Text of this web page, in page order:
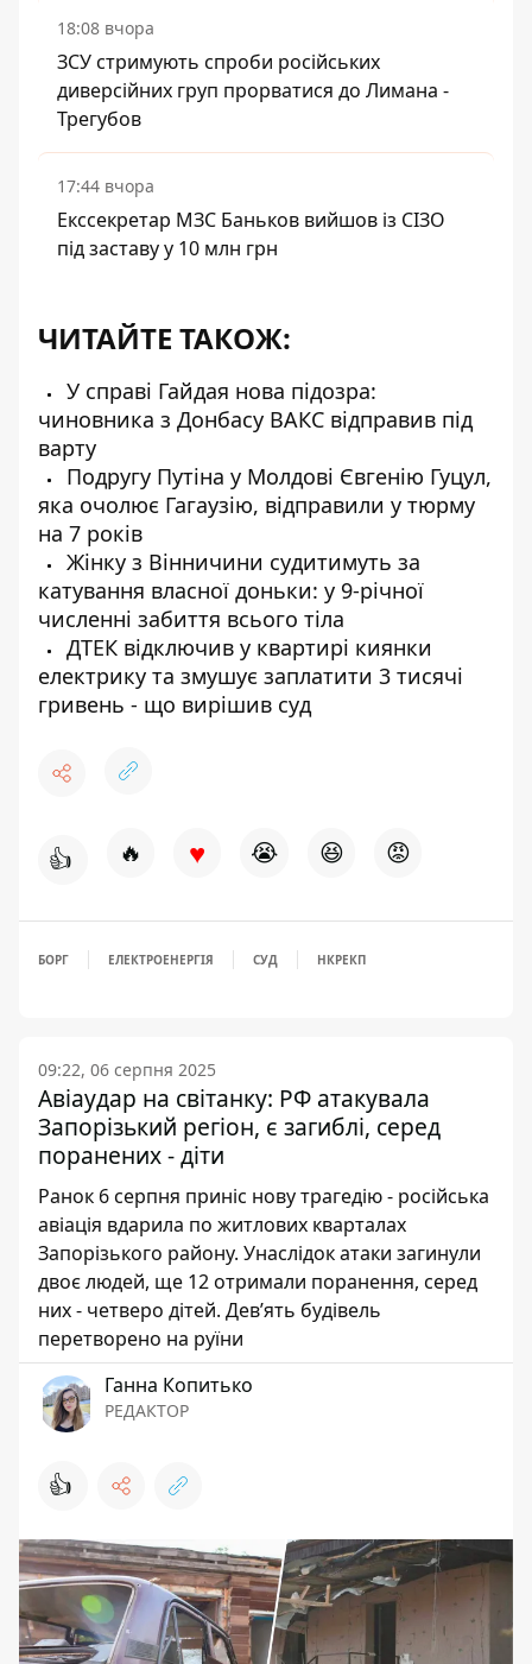
18:08 вчора
ЗСУ стримують спроби російських
диверсійних груп прорватися до Лимана -
Трегубов
17:44 вчора
Екссекретар МЗС Баньков вийшов із СІЗО
під заставу у 10 млн грн
ЧИТАЙТЕ ТАКОЖ:
У справі Гайдая нова підозра:
чиновника з Донбасу ВАКС відправив під
варту
Подругу Путіна у Молдові Євгенію Гуцул,
яка очолює Гагаузію, відправили у тюрму
на 7 років
Жінку з Вінничини судитимуть за
катування власної доньки: у 9-річної
численні забиття всього тіла
ДТЕК відключив у квартирі киянки
електрику та змушує заплатити 3 тисячі
гривень - що вирішив суд
👍 🔥 ♥ 😭 😆 😡
БОРГ ЕЛЕКТРОЕНЕРГІЯ СУД НКРЕКП
09:22, 06 серпня 2025
Авіаудар на світанку: РФ атакувала
Запорізький регіон, є загиблі, серед
поранених - діти
Ранок 6 серпня приніс нову трагедію - російська
авіація вдарила по житлових кварталах
Запорізького району. Унаслідок атаки загинули
двоє людей, ще 12 отримали поранення, серед
них - четверо дітей. Дев’ять будівель
перетворено на руїни
Ганна Копитько
РЕДАКТОР
👍